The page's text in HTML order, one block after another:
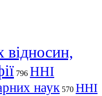
796 ННІ
наук 570 ННІ